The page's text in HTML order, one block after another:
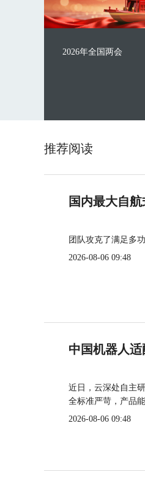
2026年全国两会
推荐阅读
国内最大自
团队攻克了满足多
2026-08-06 09:48
中国机器人
近日，云深处自主
全标准严苛，产品
2026-08-06 09:48